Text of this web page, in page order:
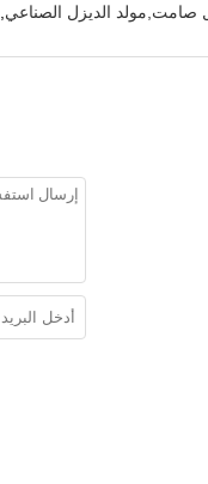
صامت,مولد الديزل الصناعي